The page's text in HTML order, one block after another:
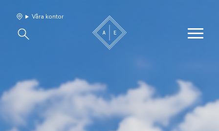
Sälj med oss
Bevakning
Våra kontor